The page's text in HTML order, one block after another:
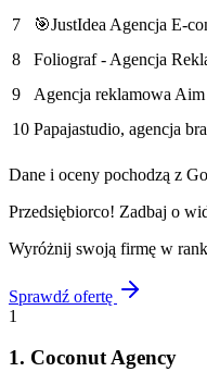
7
🎯JustIdea Agencja E-
8
Foliograf - Agencja
9
Agencja reklamowa
10 Papajastudio, agencja
Dane i oceny pochodzą z
Przedsiębiorco! Zadbaj o
Wyróżnij swoją firmę w
Sprawdź ofertę
1
1. Coconut Agency